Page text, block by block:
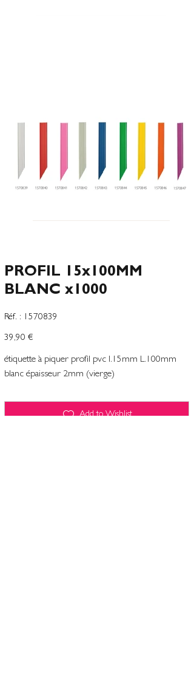
PROFIL 15x100MM
BLANC x1000
Réf. :
SKU
1570839
1570839
Precio
39,90 €
étiquette à piquer profil pvc l.15mm L.100mm
blanc épaisseur 2mm (vierge)
Add to Wishlist